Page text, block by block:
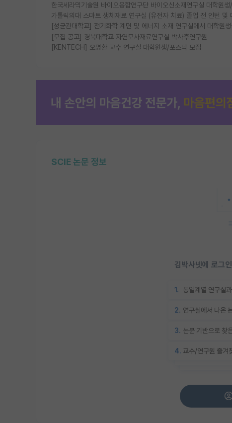
한국세라믹기술원 바이오융합연구단 바이오신소재연구실 대학원
가톨릭의대 스마트 생체재료 연구실 (유전자 치료) 졸업 전 인턴 및
[성균관대학교] 전기화학 계면 및 에너지 소재 연구실에서 대학원
[모집 공고] 경북대학교 자연모사재료연구실 박사후연구원
[KENTECH] 오명환 교수 연구실 대학원생/포스닥 모집
SCIE 논문 정보
김박사넷에 로그
1. 동일계열 연구실
2. 연구실에서 나온
3. 논문 기반으로 찾
4. 교수/연구원 즐겨